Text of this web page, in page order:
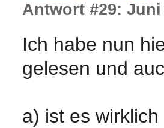
Antwort #29: Juni
Ich habe nun
gelesen und
a) ist es